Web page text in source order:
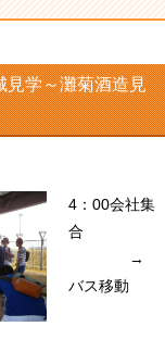
見学～灘菊酒造見
4：00会社集
合
→
バス移動